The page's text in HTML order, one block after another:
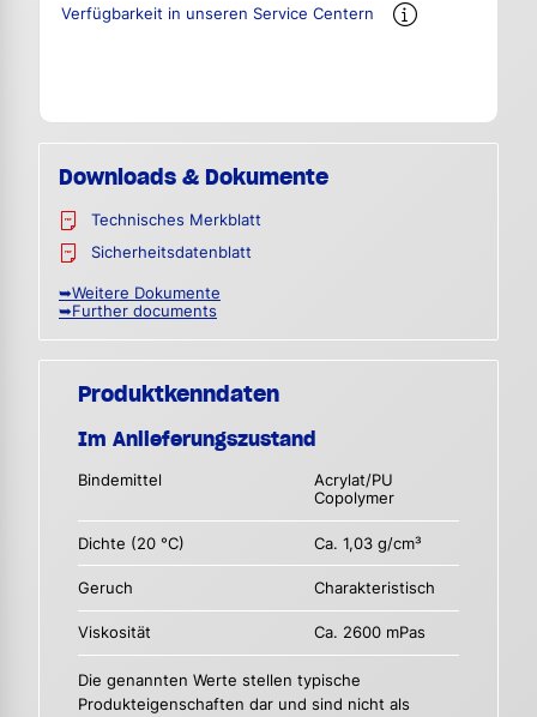
Verfügbarkeit in unseren Service Centern
Downloads & Dokumente
Technisches Merkblatt
Sicherheitsdatenblatt
➥Weitere Dokumente
➥Further documents
Produktkenndaten
Im Anlieferungszustand
Bindemittel
Acrylat/PU
Copolymer
Dichte (20 °C) Ca. 1,03 g/cm³
Geruch Charakteristisch
Viskosität Ca. 2600 mPas
Die genannten Werte stellen typische
Produkteigenschaften dar und sind nicht als